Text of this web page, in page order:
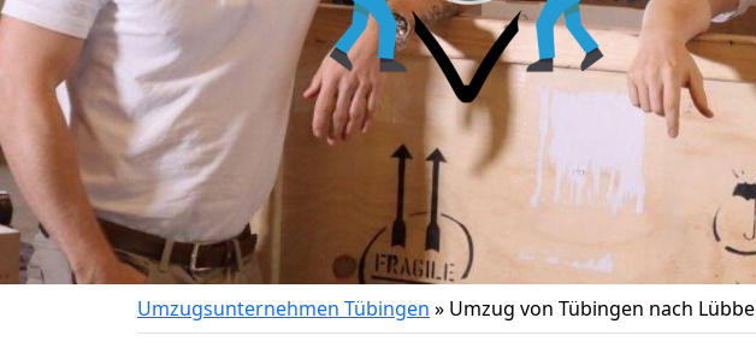
Umzugsunternehmen Tübingen » Umzug von Tübingen nach